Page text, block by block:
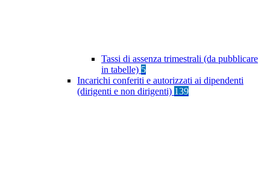
Tassi di assenza trimestrali (da pubblicare
in tabelle) 5
Incarichi conferiti e autorizzati ai dipendenti
(dirigenti e non dirigenti) 139